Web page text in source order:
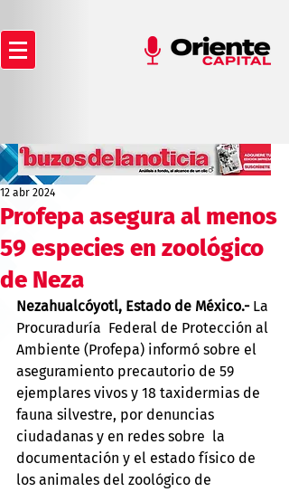
Profepa asegura al menos
59 especies en zoológico
de Neza
12 abr 2024
Nezahualcóyotl, Estado de México.- La
Procuraduría  Federal de Protección al
Ambiente (Profepa) informó sobre el
aseguramiento precautorio de 59
ejemplares vivos y 18 taxidermias de
fauna silvestre, por denuncias
ciudadanas y en redes sobre  la
documentación y el estado físico de
los animales del zoológico de